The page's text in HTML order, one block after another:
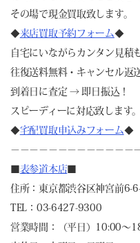
その場で現金買取致します。
◆来店買取予約フォーム◆
自宅にいながらカンタン見積
往復送料無料・キャンセル返
到着日に査定 → 即日振込！
スピーディーに対応致します。
◆宅配買取申込みフォーム◆
－－－－－－－－－－－－－
■表参道本店■
住所：東京都渋谷区神宮前6-
TEL：03-6427-9300
営業時間：（平日）10:00